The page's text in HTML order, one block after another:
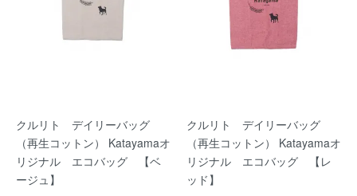
クルリト デイリーバッグ
（再生コットン） Katayamaオ
リジナル エコバッグ 【ベ
ージュ】
クルリト デイリーバッグ
（再生コットン） Katayamaオ
リジナル エコバッグ 【レ
ッド】